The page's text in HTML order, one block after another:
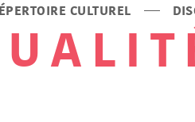
CULTUREL